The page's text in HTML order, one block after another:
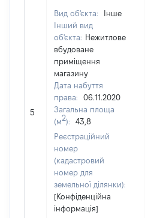
5
Вид об'єкта:
Інше
Інший вид
об'єкта: Нежитлове
вбудоване
приміщення
магазину
Дата набуття
права:
06.11.2020
Загальна площа
(м2):
43,8
Реєстраційний
номер
(кадастровий
номер для
земельної ділянки):
[Конфіденційна
інформація]